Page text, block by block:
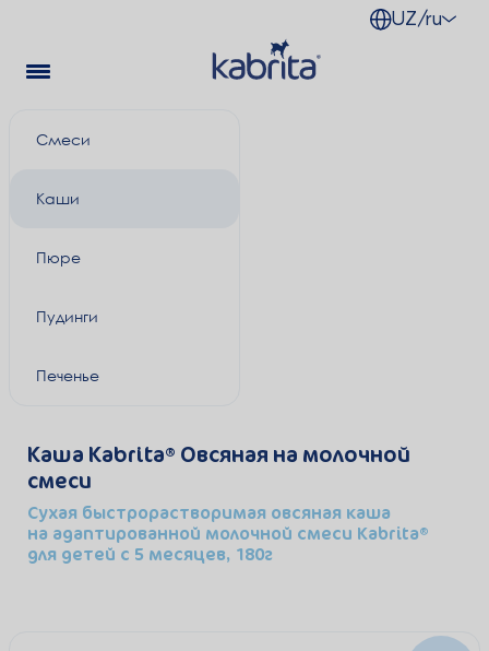
UZ/ru
Смеси
Каши
Пюре
Пудинги
Печенье
Каша Kabrita® Овсяная на молочной
смеси
Сухая быстрорастворимая овсяная каша
на адаптированной молочной смеси Kabrita®
для детей с 5 месяцев, 180г